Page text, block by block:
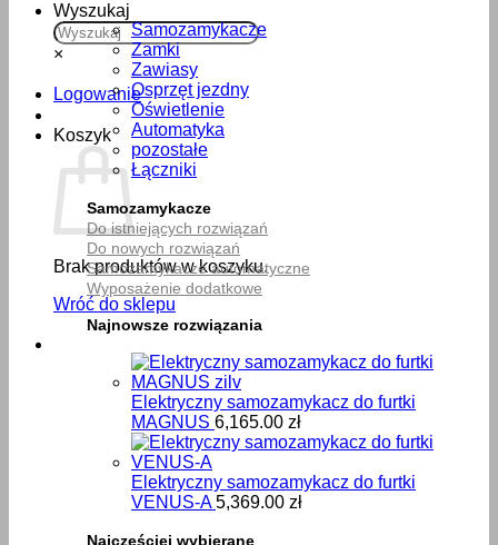
Wyszukaj
×
Logowanie
Koszyk
Brak produktów w koszyku.
Wróć do sklepu
Samozamykacze
Zamki
Zawiasy
Osprzęt jezdny
Oświetlenie
Automatyka
pozostałe
Łączniki
Samozamykacze
Do istniejących rozwiązań
Do nowych rozwiązań
Samozamykacze automatyczne
Wyposażenie dodatkowe
Najnowsze rozwiązania
Elektryczny samozamykacz do furtki
MAGNUS 6,165.00 zł
Elektryczny samozamykacz do furtki
VENUS-A 5,369.00 zł
Najczęściej wybierane